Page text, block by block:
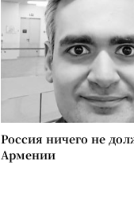
Россия ничего не
Армении